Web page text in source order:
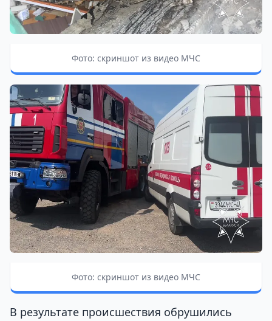
Фото: скриншот из видео МЧС
Фото: скриншот из видео МЧС
В результате происшествия обрушились